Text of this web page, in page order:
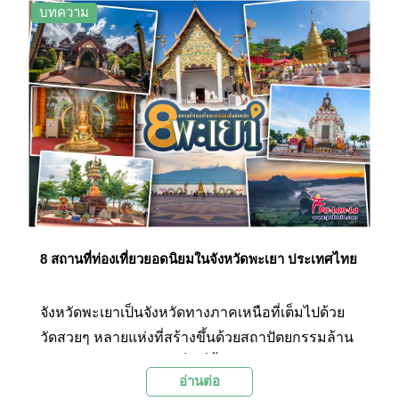
บทความ
8 สถานที่ท่องเที่ยวยอดนิยมในจังหวัดพะเยา ประเทศไทย
จังหวัดพะเยาเป็นจังหวัดทางภาคเหนือที่เต็มไปด้วย
วัดสวยๆ หลายแห่งที่สร้างขึ้นด้วยสถาปัตยกรรมล้าน
ที่มีธรรมชาติอันสวยงามและอุดมสมบูรณ์ รวมถึง
อ่านต่อ